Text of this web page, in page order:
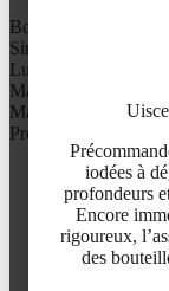
iodées à
profondeurs
Encore
rigoureux,
des
Boris Vian
Simone de Beauvoir
Lucchini
Marguerite Duras
Ma séléction
Profile aromatique